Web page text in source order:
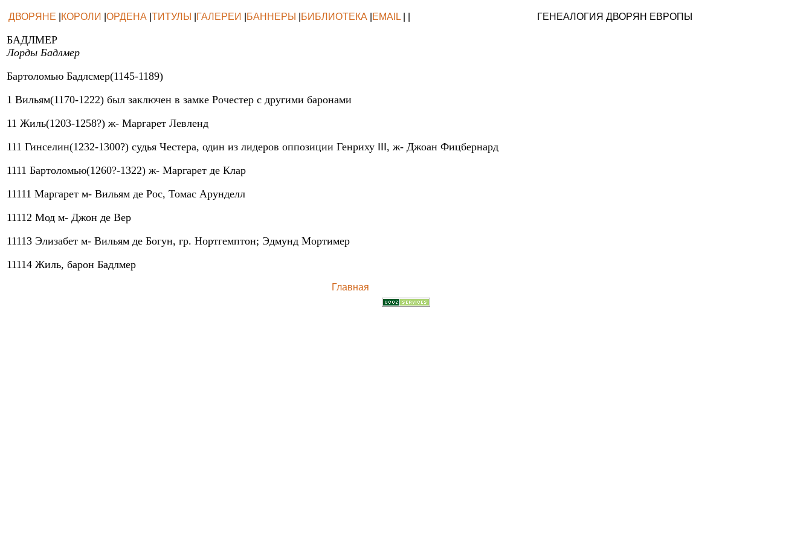
ДВОРЯНЕ КОРОЛИ ОРДЕНА ТИТУЛЫ ГАЛЕРЕИ БАННЕРЫ БИБЛИОТЕКА EMAIL ГЕНЕАЛОГИЯ ДВОРЯН ЕВРОПЫ
БАДЛМЕР
Лорды Бадлмер
Бартоломью Бадлсмер(1145-1189)
1 Вильям(1170-1222) был заключен в замке Рочестер с другими баронами
11 Жиль(1203-1258?) ж- Маргарет Левленд
111 Гинселин(1232-1300?) судья Честера, один из лидеров оппозиции Генриху III, ж- Джоан Фицбернард
1111 Бартоломью(1260?-1322) ж- Маргарет де Клар
11111 Маргарет м- Вильям де Рос, Томас Арунделл
11112 Мод м- Джон де Вер
11113 Элизабет м- Вильям де Богун, гр. Нортгемптон; Эдмунд Мортимер
11114 Жиль, барон Бадлмер
Главная